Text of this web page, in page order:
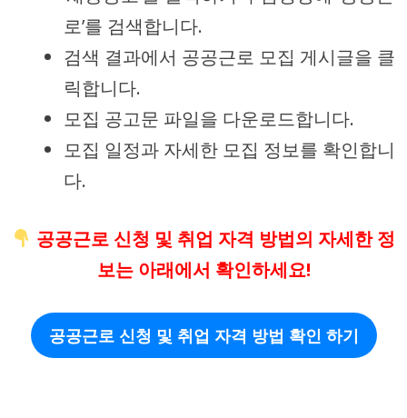
로’를 검색합니다.
검색 결과에서 공공근로 모집 게시글을 클
릭합니다.
모집 공고문 파일을 다운로드합니다.
모집 일정과 자세한 모집 정보를 확인합니
다.
공공근로 신청 및 취업 자격 방법의 자세한 정
보는 아래에서 확인하세요!
공공근로 신청 및 취업 자격 방법 확인 하기